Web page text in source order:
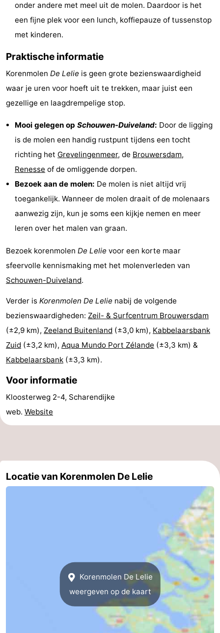
Uitkijkpunten
Attracties
Rondvaarten
-
Speeltuinen
-
Natuur
-
Surfen
Eten
en
Evenementen
Route
Parkeren
Medische
adressen
Reisboekenwinkel
Regio
Holland
-
onder andere met meel uit de molen. Daardoor is het
een fijne plek voor een lunch, koffiepauze of tussenstop
met kinderen.
Praktische informatie
Korenmolen De Lelie is geen grote bezienswaardigheid
waar je uren voor hoeft uit te trekken, maar juist een
gezellige en laagdrempelige stop.
Mooi gelegen op Schouwen-Duiveland: Door de ligging
is de molen een handig rustpunt tijdens een tocht
richting het Grevelingenmeer, de Brouwersdam,
Renesse of de omliggende dorpen.
Bezoek aan de molen: De molen is niet altijd vrij
toegankelijk. Wanneer de molen draait of de molenaars
aanwezig zijn, kun je soms een kijkje nemen en meer
leren over het malen van graan.
Bezoek korenmolen De Lelie voor een korte maar
sfeervolle kennismaking met het molenverleden van
Schouwen-Duiveland.
Verder is Korenmolen De Lelie nabij de volgende
bezienswaardigheden: Zeil- & Surfcentrum Brouwersdam
(±2,9 km), Zeeland Buitenland (±3,0 km), Kabbelaarsbank
Zuid (±3,2 km), Aqua Mundo Port Zélande (±3,3 km) &
Kabbelaarsbank (±3,3 km).
Voor informatie
Kloosterweg 2-4, Scharendijke
web. Website
Locatie van Korenmolen De Lelie
Korenmolen De Lelie
weergeven op de kaart